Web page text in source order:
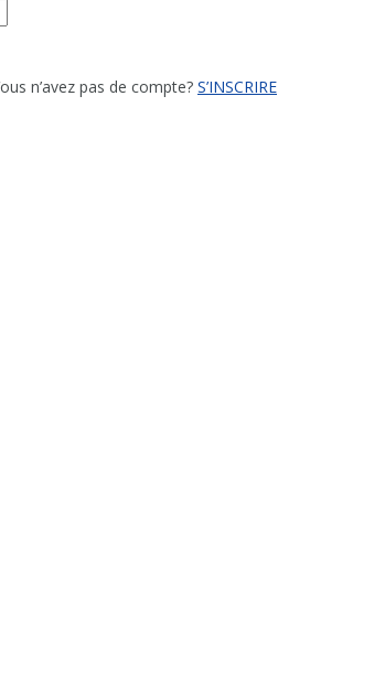
n’avez pas de compte? S’INSCRIRE